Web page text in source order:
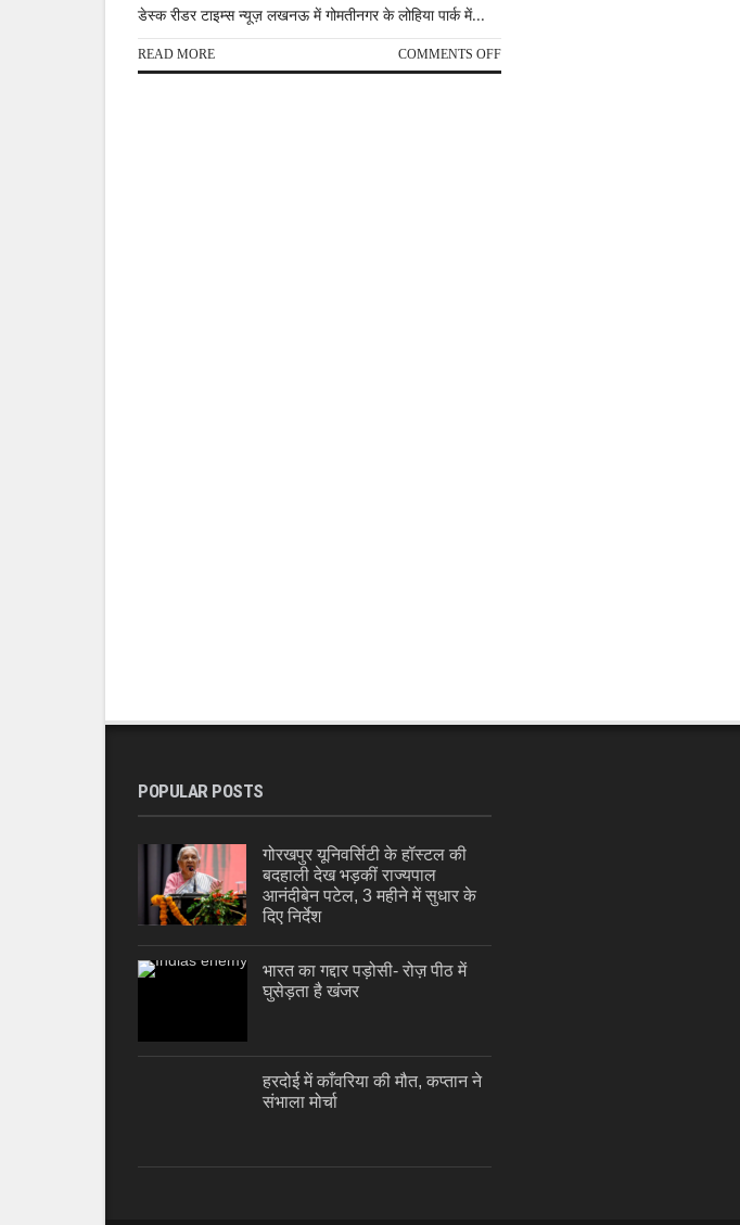
डेस्क रीडर टाइम्स न्यूज़ लखनऊ में गोमतीनगर के लोहिया पार्क में...
READ MORE COMMENTS OFFON
लखनऊ
POPULAR POSTS
गोरखपुर यूनिवर्सिटी के हॉस्टल की
बदहाली देख भड़कीं राज्यपाल
आनंदीबेन पटेल, 3 महीने में सुधार के
दिए निर्देश
भारत का गद्दार पड़ोसी- रोज़ पीठ में
घुसेड़ता है खंजर
हरदोई में काँवरिया की मौत, कप्तान ने
संभाला मोर्चा